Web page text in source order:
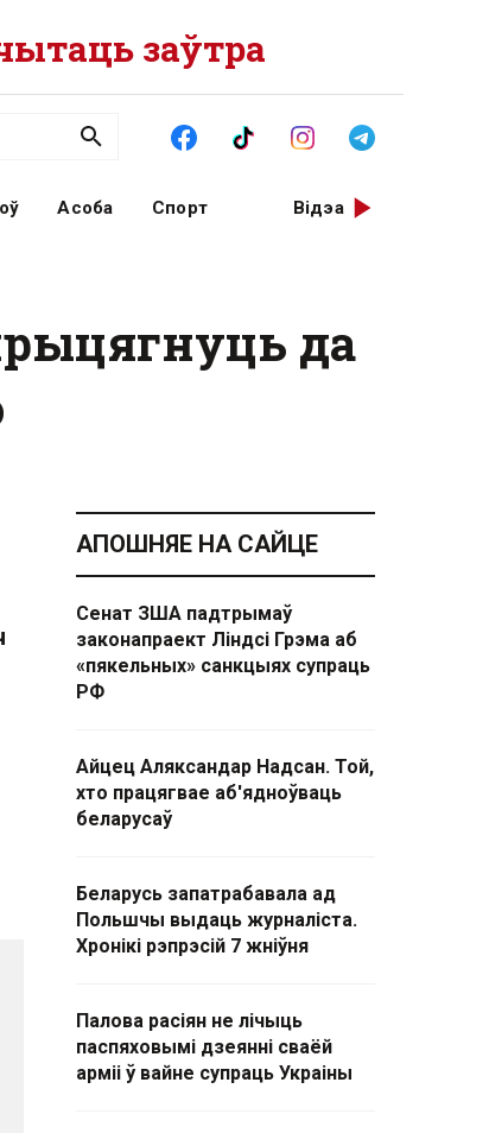
заўтра
Асоба Спорт Відэа
да
АПОШНЯЕ НА САЙЦЕ
Сенат ЗША падтрымаў
законапраект Ліндсі Грэма аб
«пякельных» санкцыях супраць
РФ
Айцец Аляксандар Надсан. Той,
хто працягвае аб'ядноўваць
беларусаў
Беларусь запатрабавала ад
Польшчы выдаць журналіста.
Хронікі рэпрэсій 7 жніўня
Палова расіян не лічыць
паспяховымі дзеянні сваёй
арміі ў вайне супраць Украіны